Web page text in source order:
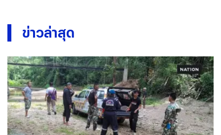
ข่าวล่าสุด